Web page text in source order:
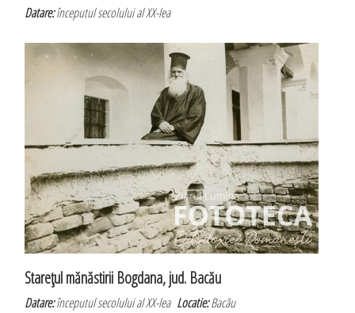
Datare:începutul secolului al XX-lea
Stareţul mănăstirii Bogdana, jud. Bacău
Datare:începutul secolului al XX-leaLocatie:Bacău